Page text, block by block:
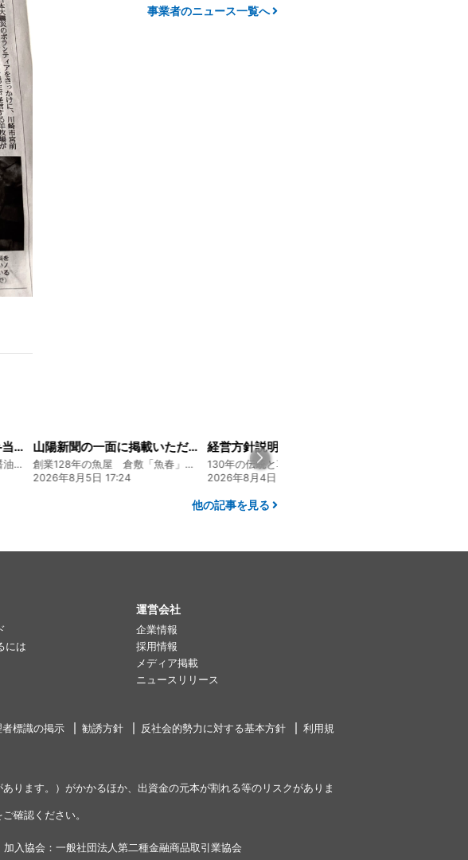
事業者のニュース一覧へ
大人気メニュー「唐揚げ弁当」のレシピをご紹介します！
130年の伝統と革新 ヤマタカ醤油ファンド
山陽新聞の一面に掲載いただきました！
創業128年の魚屋 倉敷「魚春」ファンド
2026年8月5日 17:24
2026年8月4日 20:00
他の記事を見る
には
運営会社
企業情報
採用情報
メディア掲載
ニュースリリース
標識の掲示 勧誘方針 反社会的勢力に対する基本方針
利用規
ります。）がかかるほか、出資金の元本が割れる等のリスクがありま
確認ください。
入協会：一般社団法人第二種金融商品取引業協会